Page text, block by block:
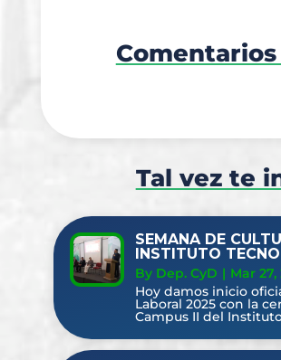
Comentarios
Tal vez te
SEMANA DE
INSTITUTO
By Dep. CyD | Mar 27,
Hoy damos inicio
Laboral 2025 con la
Campus II del